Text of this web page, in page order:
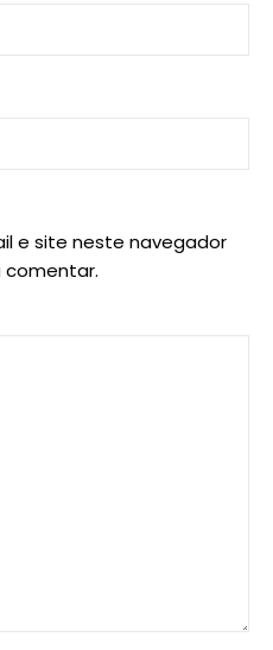
e site neste navegador
comentar.